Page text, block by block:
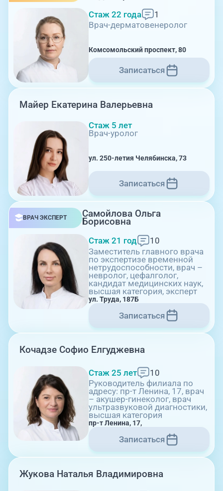
09:00-18:00
Комсомольский проспект, 80
09:00-18:00
ул. 250-летия Челябинска, 73
09:00-18:00
ул. Университетская Набережная, 28
09:00-18:00
пр-т Ленина, 17
Стаж 22 года
1
Врач-дерматовенеролог
Комсомольский проспект, 80
Записаться
Майер Екатерина Валерьевна
Стаж 5 лет
Врач-уролог
ул. 250-летия Челябинска, 73
Записаться
ВРАЧ ЭКСПЕРТ Самойлова Ольга
Борисовна
Стаж 21 год
10
Заместитель главного врача
по экспертизе временной
нетрудоспособности, врач –
невролог, цефалголог,
кандидат медицинских наук,
высшая категория, эксперт
ул. Труда, 187Б
Записаться
Кочадзе Софио Елгуджевна
Стаж 25 лет
10
Руководитель филиала по
адресу: пр-т Ленина, 17, врач
– акушер-гинеколог, врач
ультразвуковой диагностики,
высшая категория
пр-т Ленина, 17,
Записаться
Жукова Наталья Владимировна